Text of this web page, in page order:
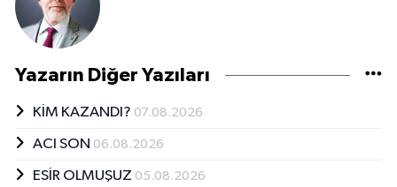
Yazarın Diğer Yazıları
KİM KAZANDI? 07.08.2026
ACI SON 06.08.2026
ESİR OLMUŞUZ 05.08.2026